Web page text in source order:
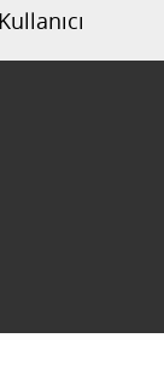
Kullanıcı